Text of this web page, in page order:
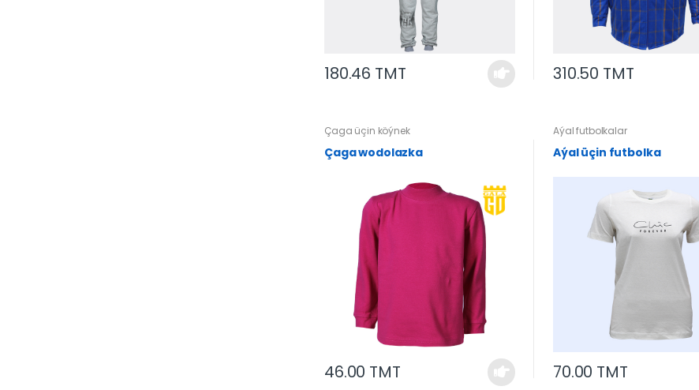
180.46 TMT 310.50 TMT
Çaga üçin köýnek
Çaga wodolazka
46.00 TMT
Aýal futbolkalar
Aýal üçin futbolka
70.00 TMT